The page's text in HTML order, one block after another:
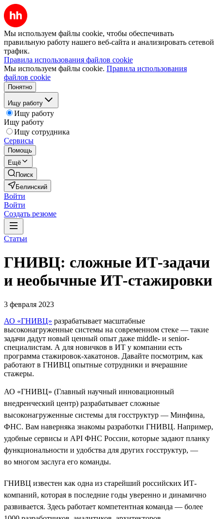
Мы используем файлы cookie, чтобы обеспечивать
правильную работу нашего веб-сайта и анализировать сетевой
трафик.
Правила использования файлов cookie
Мы используем файлы cookie. Правила использования
файлов cookie
Понятно
Ищу работу
Ищу работу
Ищу работу
Ищу сотрудника
Сервисы
Помощь
Ещё
Поиск
Белинский
Войти
Войти
Создать резюме
Статьи
ГНИВЦ: сложные ИТ‑задачи
и необычные ИТ‑стажировки
3 февраля 2023
АО «ГНИВЦ» разрабатывает масштабные
высоконагруженные системы на современном стеке — такие
задачи дадут новый ценный опыт даже middle- и senior-
специалистам. А для новичков в ИТ у компании есть
программа стажировок-хакатонов. Давайте посмотрим, как
работают в ГНИВЦ опытные сотрудники и вчерашние
стажеры.
АО «ГНИВЦ» (Главный научный инновационный
внедренческий центр) разрабатывает сложные
высоконагруженные системы для госструктур — Минфина,
ФНС. Вам наверняка знакомы разработки ГНИВЦ. Например,
удобные сервисы и API ФНС России, которые задают планку
функциональности и удобства для других госструктур, —
во многом заслуга его команды.
ГНИВЦ известен как одна из старейший российских ИТ-
компаний, которая в последние годы уверенно и динамично
развивается. Здесь работает компетентная команда — более